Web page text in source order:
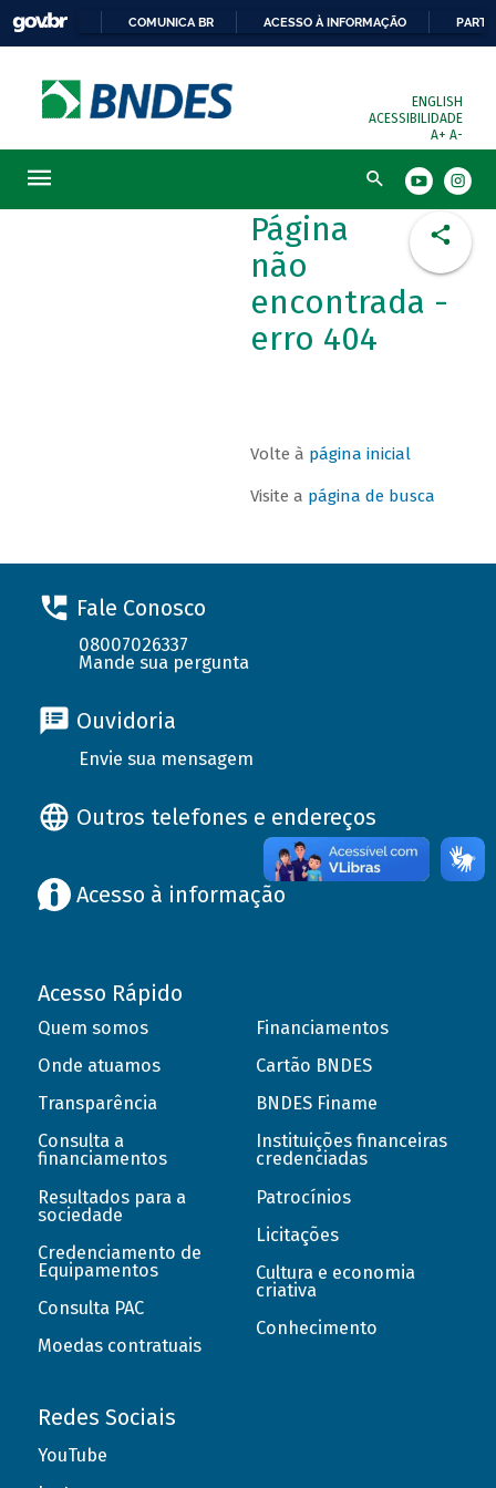
COMUNICA BR ACESSO À INFORMAÇÃO
ENGLISH
ACESSIBILIDADE
A+ A-
Busca
Página
não
encontrada -
erro 404
Volte à página inicial
Visite a página de busca
Fale Conosco
08007026337
Mande sua pergunta
Ouvidoria
Envie sua mensagem
Outros telefones e endereços
Acesso à informação
Acesso Rápido
Quem somos
Onde atuamos
Transparência
Consulta a
financiamentos
Resultados para a
sociedade
Credenciamento de
Equipamentos
Consulta PAC
Moedas contratuais
Financiamentos
Cartão BNDES
BNDES Finame
Instituições financeiras
credenciadas
Patrocínios
Licitações
Cultura e economia
criativa
Conhecimento
Redes Sociais
YouTube